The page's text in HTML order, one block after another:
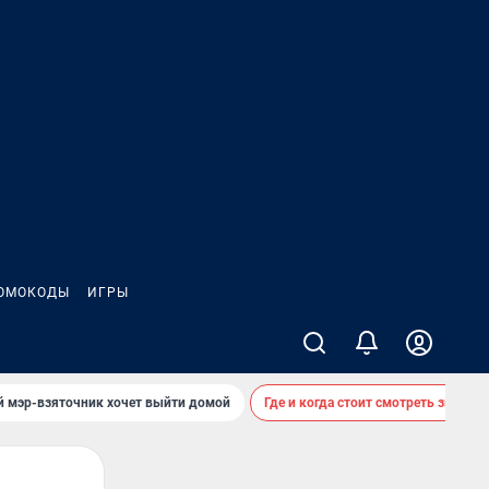
ИГРЫ
мэр-взяточник хочет выйти домой Где и когда стоит смотреть